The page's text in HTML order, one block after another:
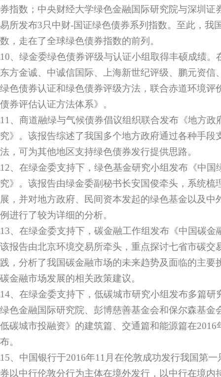
券指数；中央财经大学绿色金融国际研究院与深圳证
易所发布3只中财-国证绿色债券系列指数。至此，我
数，走在了全球绿色债券指数的前列。
10、绿金委绿色债券评级与认证小组取得丰硕成绩。
东方金诚、中诚信国际、上海新世纪评级、鹏元资信
绿色债券认证和绿色债券评级方法，联合赤道环境评
债券评估认证方法体系》。
11、商道融绿与气候债券倡议组织联合发布《地方政
究》。该报告综述了我国多个地方政府通过各种手段
法，可为其他地区支持绿色债券发行提供思路。
12、在绿金委支持下，绿色基金研究小组发布《中国
究》。该报告由绿金委副秘书长安国俊牵头，系统梳
展，并对地方政府、民间资本发起的绿色基金以及中
例进行了较为详细的分析。
13、在绿金委支持下，碳金融工作组发布《中国碳金
该报告由北京环境交易所牵头，重点探讨七省市碳交
践，分析了我国碳金融市场的未来趋势及面临的主要
碳金融市场发展的相关政策建议。
14、在绿金委支持下，低碳城市研究小组发布多篇研
绿色金融国际研究院、彭博慈善基金会和保尔森基金
低碳城市投融资》的建筑篇、交通篇和能源篇在
布。
15、中国银行于2016年11月在伦敦成功发行我国第
券以中行伦敦分行为主体在境外发行，以中行在境内